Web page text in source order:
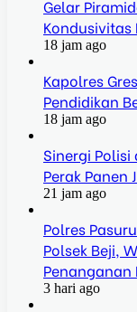
Gelar
Kondusivitas
18 jam ago
Kapolres
Pendidikan
18 jam ago
Sinergi
Perak Panen
21 jam ago
Polres
Polsek Beji,
3 hari ago